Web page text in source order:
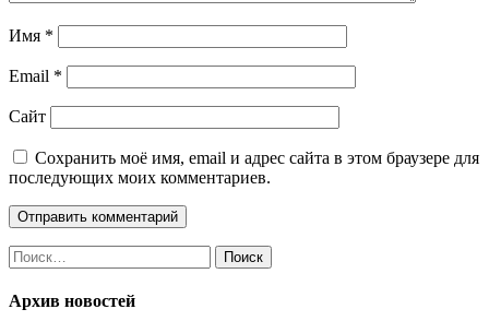
Имя *
Email *
Сайт
Сохранить моё имя, email и адрес сайта в этом браузере для
последующих моих комментариев.
Найти:
Архив новостей